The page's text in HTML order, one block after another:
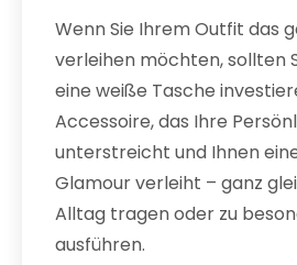
Wenn Sie Ihrem Outfit das
verleihen möchten, sollten
eine weiße Tasche
Accessoire, das Ihre
unterstreicht und Ihnen
Glamour verleiht – ganz
Alltag tragen oder zu
ausführen.